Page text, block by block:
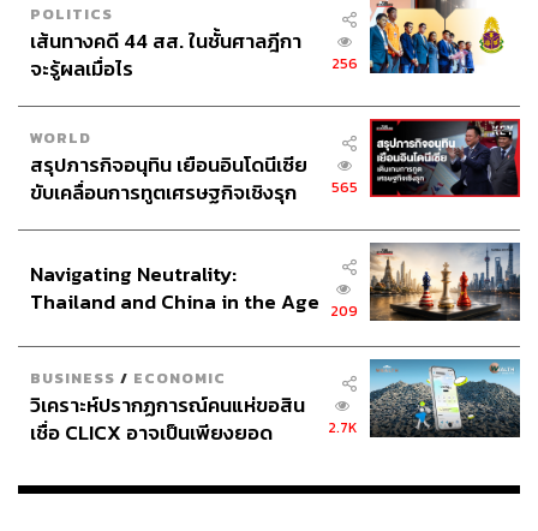
POLITICS
เส้นทางคดี 44 สส. ในชั้นศาลฎีกา
จะรู้ผลเมื่อไร
256
WORLD
สรุปภารกิจอนุทิน เยือนอินโดนีเซีย
ขับเคลื่อนการทูตเศรษฐกิจเชิงรุก
565
Navigating Neutrality:
Thailand and China in the Age
209
BUSINESS / ECONOMIC
วิเคราะห์ปรากฏการณ์คนแห่ขอสิน
เชื่อ CLICX อาจเป็นเพียงยอด
เรือนไทยที่ถูกซุกไว้
2.7K